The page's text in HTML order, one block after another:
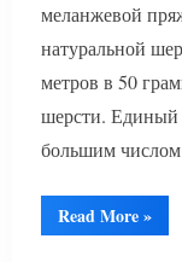
меланжевой
натуральной
метров в 50
шерсти. Единый
большим
Read More“Пончо
»